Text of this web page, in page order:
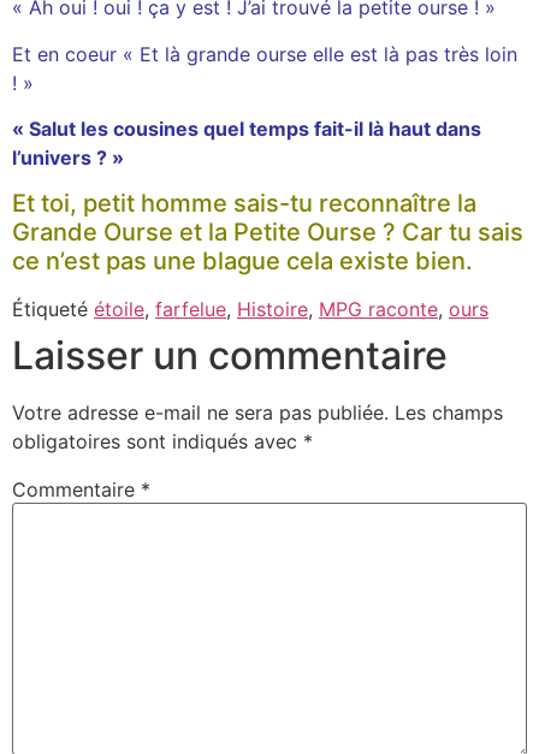
« Ah oui ! oui ! ça y est ! J’ai trouvé la petite ourse ! »
Et en coeur « Et là grande ourse elle est là pas très loin
! »
« Salut les cousines quel temps fait-il là haut dans
l’univers ? »
Et toi, petit homme sais-tu reconnaître la
Grande Ourse et la Petite Ourse ? Car tu sais
ce n’est pas une blague cela existe bien.
Étiqueté étoile, farfelue, Histoire, MPG raconte, ours
Laisser un commentaire
Votre adresse e-mail ne sera pas publiée. Les champs
obligatoires sont indiqués avec *
Commentaire *